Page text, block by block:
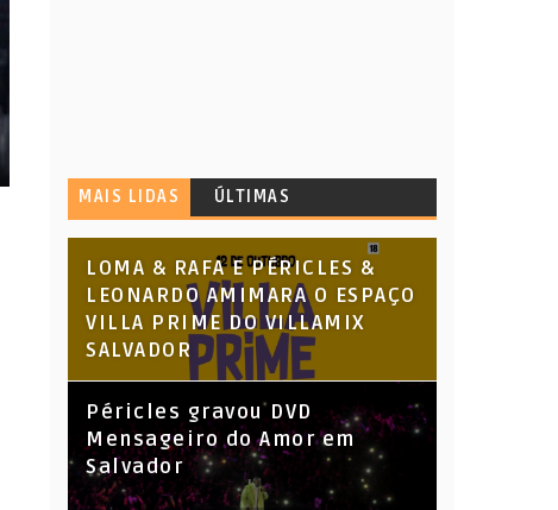
MAIS LIDAS ÚLTIMAS
LOMA & RAFA E PÉRICLES &
LEONARDO AMIMARA O ESPAÇO
VILLA PRIME DO VILLAMIX
SALVADOR
Péricles gravou DVD
Mensageiro do Amor em
Salvador